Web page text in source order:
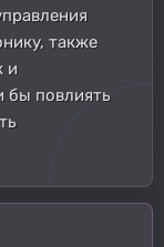
также
и
бы повлиять